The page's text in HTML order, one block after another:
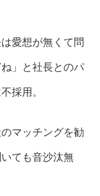
愛想が無くて問
」と社長とのパ
採用。
マッチングを勧
ても音沙汰無